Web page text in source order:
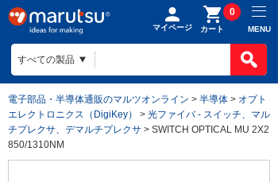
マイページ カート
0
MENU
電子部品・半導体通販のマルツオンライン > 半導体 > オプト
エレクトロニクス（DigiKey）
> 光ファイバ - スイッチ、マル
チプレクサ、デマルチプレクサ > SWITCH OPTICAL MU 2X2
850/1310NM